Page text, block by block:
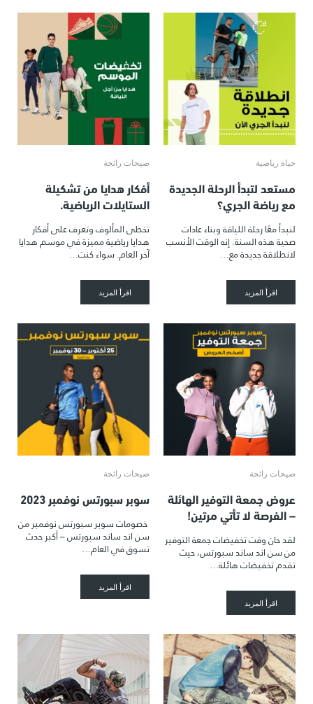
حياة رياضية
مستعد لتبدأ الرحلة الجديدة
مع رياضة الجري؟
لنبدأ معًا رحلة اللياقة وبناء عادات
صحية هذه السنة. إنه الوقت الأنسب
لانطلاقة جديدة مع…
اقرأ المزيد
صيحات رائجة
أفكار هدايا من تشكيلة
الستايلات الرياضية.
تخطى المألوف وتعرف على أفكار
هدايا رياضية مميزة في موسم هدايا
آخر العام. سواء كنت…
اقرأ المزيد
صيحات رائجة
عروض جمعة التوفير الهائلة
– الفرصة لا تأتي مرتين!
لقد حان وقت تخفيضات جمعة التوفير
من سن اند ساند سبورتس، حيث
تقدم تخفيضات هائلة…
اقرأ المزيد
صيحات رائجة
سوبر سبورتس نوفمبر 2023
خصومات سوبر سبورتس نوفمبر من
سن اند ساند سبورتس – أكبر حدث
تسوق في العام…
اقرأ المزيد